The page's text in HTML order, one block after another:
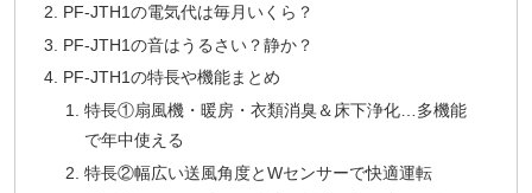
PF-JTH1の電気代は毎月いくら？
PF-JTH1の音はうるさい？静か？
PF-JTH1の特長や機能まとめ
特長①扇風機・暖房・衣類消臭＆床下浄化…多機能
で年中使える
特長②幅広い送風角度とWセンサーで快適運転